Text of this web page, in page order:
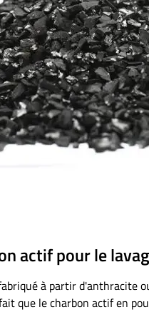
actif pour le
à partir d'anthracite
que le charbon actif en